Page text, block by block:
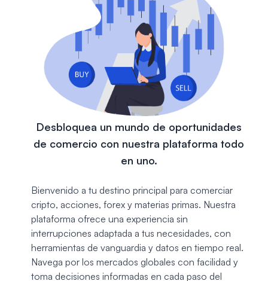
Desbloquea un mundo de oportunidades
de comercio con nuestra plataforma todo
en uno.
Bienvenido a tu destino principal para comerciar
cripto, acciones, forex y materias primas. Nuestra
plataforma ofrece una experiencia sin
interrupciones adaptada a tus necesidades, con
herramientas de vanguardia y datos en tiempo real.
Navega por los mercados globales con facilidad y
toma decisiones informadas en cada paso del